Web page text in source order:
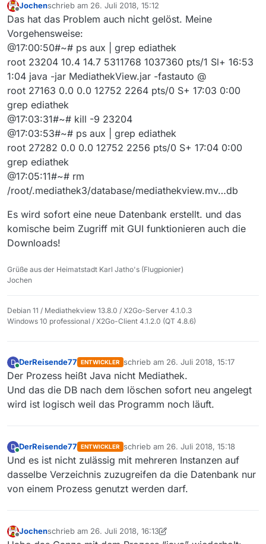
Offline
Jochenschrieb am 26. Juli 2018, 15:12
zuletzt editiert von
Das hat das Problem auch nicht gelöst. Meine
Vorgehensweise:
@17:00:50#~# ps aux | grep ediathek
root 23204 10.4 14.7 5311768 1037360 pts/1 Sl+ 16:53
1:04 java -jar MediathekView.jar -fastauto @
root 27163 0.0 0.0 12752 2264 pts/0 S+ 17:03 0:00
grep ediathek
@17:03:31#~# kill -9 23204
@17:03:53#~# ps aux | grep ediathek
root 27282 0.0 0.0 12752 2256 pts/0 S+ 17:04 0:00
grep ediathek
@17:05:11#~# rm
/root/.mediathek3/database/mediathekview.mv…db
Es wird sofort eine neue Datenbank erstellt. und das
komische beim Zugriff mit GUI funktionieren auch die
Downloads!
Grüße aus der Heimatstadt Karl Jatho's (Flugpionier)
Jochen
Debian 11 / Mediathekview 13.8.0 / X2Go-Server 4.1.0.3
Windows 10 professional / X2Go-Client 4.1.2.0 (QT 4.8.6)
D
Online
DerReisende77 ENTWICKLER schrieb am 26. Juli 2018, 15:17
zuletzt editiert von
Der Prozess heißt Java nicht Mediathek.
Und das die DB nach dem löschen sofort neu angelegt
wird ist logisch weil das Programm noch läuft.
D
Online
DerReisende77 ENTWICKLER schrieb am 26. Juli 2018, 15:18
zuletzt editiert von
Und es ist nicht zulässig mit mehreren Instanzen auf
dasselbe Verzeichnis zuzugreifen da die Datenbank nur
von einem Prozess genutzt werden darf.
Offline
Jochenschrieb am 26. Juli 2018, 16:13
zuletzt editiert von Nicklas2751